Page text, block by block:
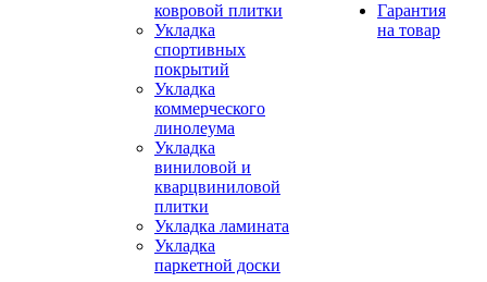
ковровой плитки
Укладка
спортивных
покрытий
Укладка
коммерческого
линолеума
Укладка
виниловой и
кварцвиниловой
плитки
Укладка ламината
Укладка
паркетной доски
Гарантия
на товар